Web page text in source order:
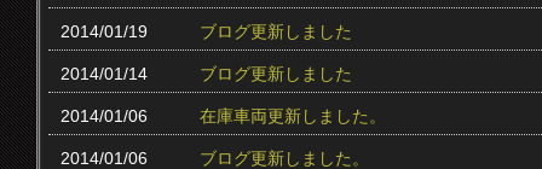
2014/01/19 ブログ更新しました
2014/01/14 ブログ更新しました
2014/01/06 在庫車両更新しました。
2014/01/06 ブログ更新しました。